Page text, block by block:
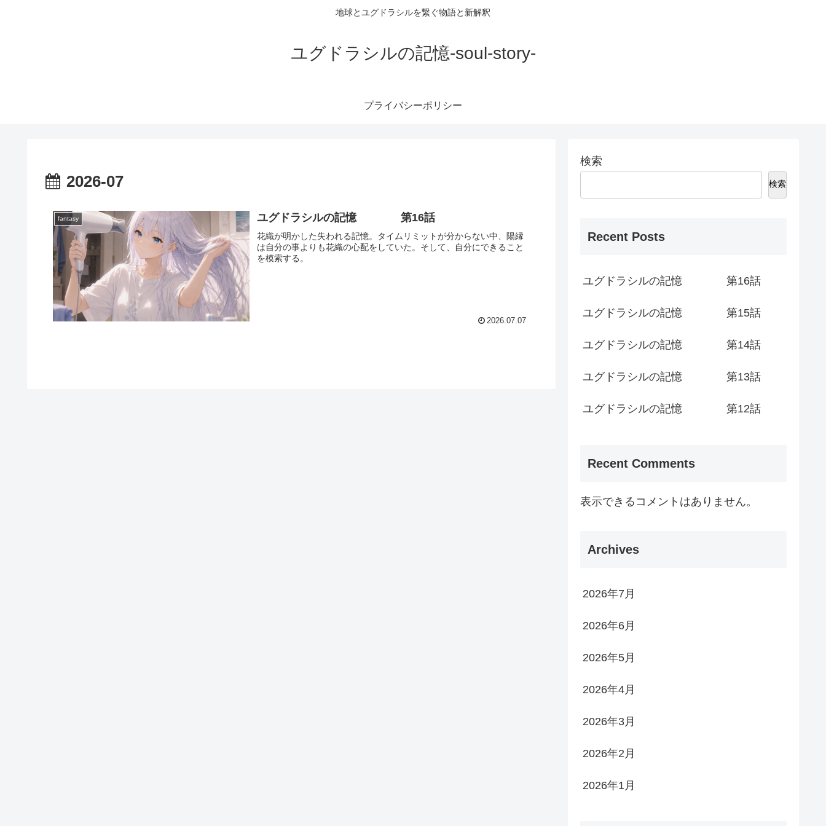
地球とユグドラシルを繋ぐ物語と新解釈
ユグドラシルの記憶-soul-story-
プライバシーポリシー
2026-07
fantasy ユグドラシルの記憶 第16話
花織が明かした失われる記憶。タイムリミットが分からない中、陽縁
は自分の事よりも花織の心配をしていた。そして、自分にできること
を模索する。
2026.07.07
検索
検索
Recent Posts
ユグドラシルの記憶 第16話
ユグドラシルの記憶 第15話
ユグドラシルの記憶 第14話
ユグドラシルの記憶 第13話
ユグドラシルの記憶 第12話
Recent Comments
表示できるコメントはありません。
Archives
2026年7月
2026年6月
2026年5月
2026年4月
2026年3月
2026年2月
2026年1月